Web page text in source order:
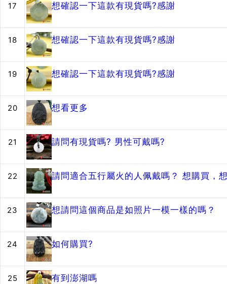
17 想確認一下這款有現貨嗎?感謝
18 想確認一下這款有現貨嗎?感謝
19 想確認一下這款有現貨嗎?感謝
20 想看更多
21 請問有現貨嗎? 男性可戴嗎?
22 請問適合五行屬火的人佩戴嗎？ 想購買，
23 想請問這個商品是如照片一模一樣的嗎？
24 如何購買?
25 有到澎湖嗎